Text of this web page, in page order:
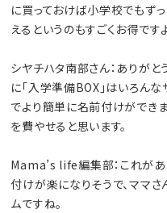
に買っておけば小学校でもず
えるというのもすごくお得です
シヤチハタ南部さん：ありがと
に「入学準備BOX」はいろん
でより簡単に名前付けができ
を費やせると思います。
Mama’s life編集部：これが
付けが楽になりそうで、ママ
ムですね。